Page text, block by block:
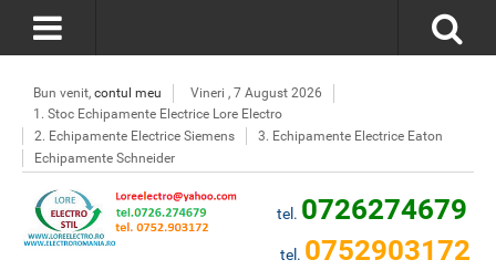
Bun venit, contul meu
Vineri , 7 August 2026
1. Stoc Echipamente Electrice Lore Electro
2. Echipamente Electrice Siemens
3. Echipamente Electrice Eaton
Echipamente Schneider
tel. 0726274679
tel. 0752903172